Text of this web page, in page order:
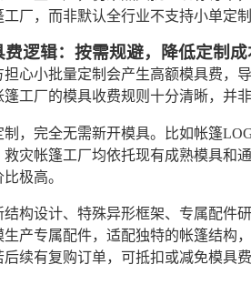
工厂，而非默认全行业不支持小单定
费逻辑：按需规避，降低定制
担心小批量定制会产生高额模具费，
工厂的模具收费规则十分清晰，并
制，完全无需新开模具。比如帐篷
救灾帐篷工厂均依托现有成熟模具和
极高。
结构设计、特殊异形框架、专属配件
产专属配件，适配独特的帐篷结构
后续有复购订单，可抵扣或减免模具